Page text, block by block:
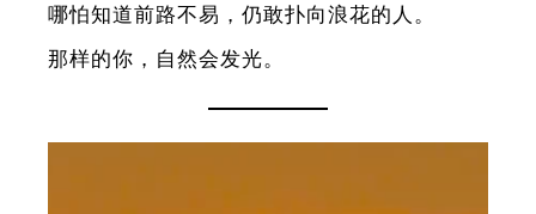
哪怕知道前路不易，仍敢扑向浪花的人。
那样的你，自然会发光。